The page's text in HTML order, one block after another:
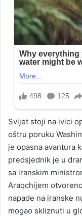
Svijet stoji na ivici
oštru poruku
je opasna avantura
predsjednik je u
sa iranskim
Araqchijem
napade na iranske
mogao skliznuti u